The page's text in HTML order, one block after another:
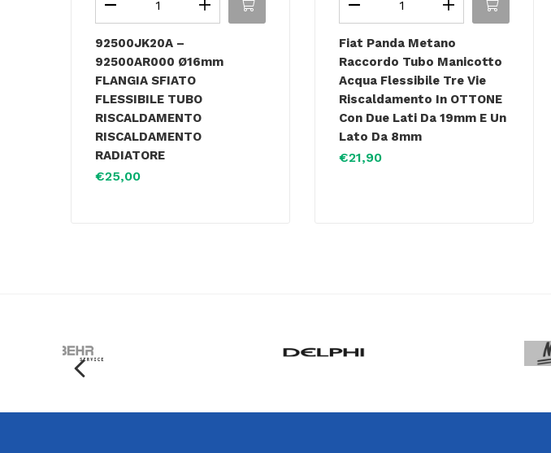
92500JK20A –
92500AR000 Ø16mm
FLANGIA SFIATO
FLESSIBILE TUBO
RISCALDAMENTO
RISCALDAMENTO
RADIATORE
€25,00
Fiat Panda Metano
Raccordo Tubo Manicotto
Acqua Flessibile Tre Vie
Riscaldamento In OTTONE
Con Due Lati Da 19mm E Un
Lato Da 8mm
€21,90